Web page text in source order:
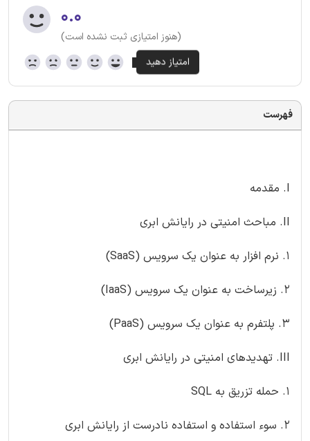
۰.۰
(هنوز امتیازی ثبت نشده است)
فهرست
I. مقدمه
II. مباحث امنیتی در رایانش ابری
1. نرم افزار به عنوان یک سرویس (SaaS)
۲. زیرساخت به عنوان یک سرویس (IaaS)
۳. پلتفرم به عنوان یک سرویس (PaaS)
III. تهدیدهای امنیتی در رایانش ابری
۱. حمله تزریق به SQL
۲. سوء استفاده و استفاده نادرست از رایانش ابری